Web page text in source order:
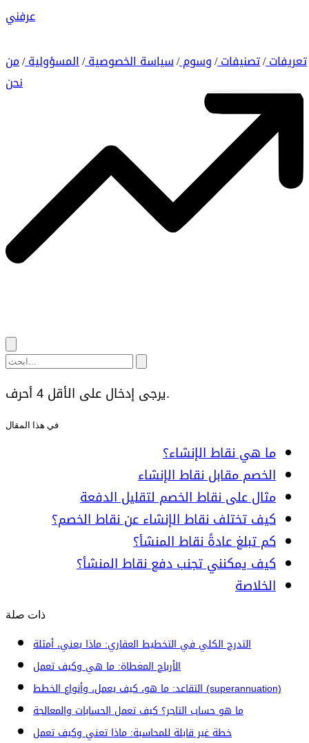
عرفني
تعريفات/ تصنيفات/ وسوم/ سياسة الخصوصية/ المسؤولية/ من
نحن
يرجى إدخال على الأقل 4 أحرف.
في هذا المقال
ما هي نقاط الإنشاء؟
الخصم مقابل نقاط الإنشاء
مثال على نقاط الخصم لتقليل الدفعة
كيف تختلف نقاط الإنشاء عن نقاط الخصم؟
كم تبلغ عادةً نقاط المنشأ؟
كيف يمكنني تجنب دفع نقاط المنشأ؟
الخلاصة
ذات صلة
التدرج الكلي في التخطيط العقاري: ماذا يعني، أمثلة
الأرباح المغطاة: ما هي وكيف تعمل
التقاعد: ما هو، كيف يعمل، وأنواع الخطط (superannuation)
ما هو حساب التاجر؟ كيف تعمل الحسابات والمعالجة
خطة غير قابلة للمحاسبة: ماذا تعني وكيف تعمل